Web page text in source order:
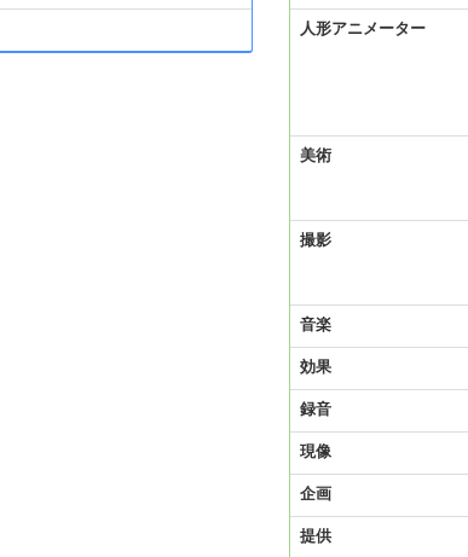
人形アニメーター
美術
撮影
音楽
効果
録音
現像
企画
提供